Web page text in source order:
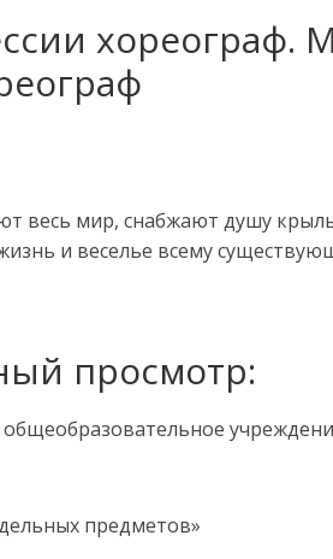
хореограф.
весь мир, снабжают душу
и веселье всему
просмотр:
предметов»